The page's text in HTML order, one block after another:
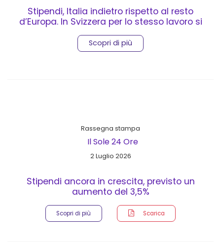
Stipendi, Italia indietro rispetto al resto
d’Europa. In Svizzera per lo stesso lavoro si
Scopri di più
Rassegna stampa
Il Sole 24 Ore
2 Luglio 2026
Stipendi ancora in crescita, previsto un
aumento del 3,5%
Scopri di più Scarica